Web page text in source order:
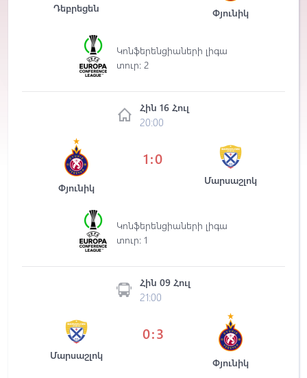
Դեբրեցեն Փյունիկ
Կոնֆերենցիաների լիգա
տուր: 2
Հին 16 Հուլ
20:00
Փյունիկ
1:0
Մարսաշլոկ
Կոնֆերենցիաների լիգա
տուր: 1
Հին 09 Հուլ
21:00
Մարսաշլոկ
0:3
Փյունիկ